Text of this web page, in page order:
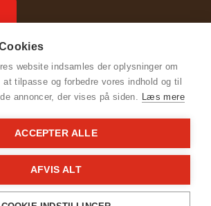
for ROSE POULTRY
website indsamles der oplysninger om
tilpasse og forbedre vores indhold og til
annoncer, der vises på siden. Læs mere
ACCEPTER ALLE
AFVIS ALT